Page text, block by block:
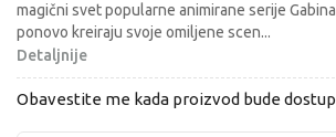
magični svet popularne animirane serije
ponovo kreiraju svoje omiljene scen...
Detaljnije
Obavestite me kada proizvod bude